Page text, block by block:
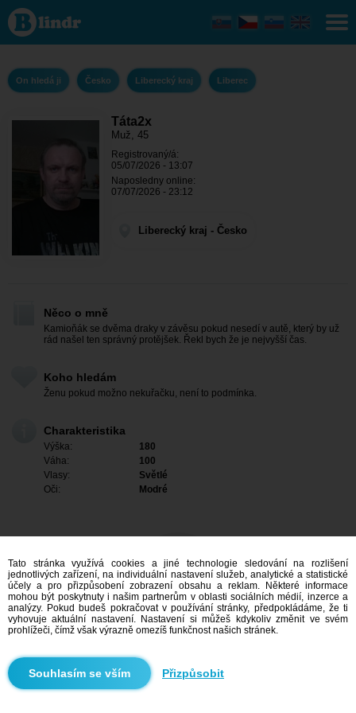
Táta2x -
On hledá
Liberecký
Liberec
On hledá ji Česko Liberecký kraj Liberec
Táta2x
Muž, 45
Registrovaný/á:
05/07/2026 - 13:07
Naposledny online:
07/07/2026 - 23:12
Liberecký kraj - Česko
Něco o mně
Kamioňák se dvěma draky v závěsu pokud nesedí v autě, který by už
rád našel ten správný protějšek. Řekl bych že je nejvyšší čas.
Koho hledám
Ženu pokud možno nekuřačku, není to podmínka.
Charakteristika
Výška:
180
Váha:
100
Vlasy:
Světlé
Oči:
Modré
Vyhledávání
Tato stránka využívá cookies a jiné technologie sledování na rozlišení
jednotlivých zařízení, na individuální nastavení služeb, analytické a statistické
účely a pro přizpůsobení zobrazení obsahu a reklam. Některé informace
mohou být poskytnuty i našim partnerům v oblasti sociálních médií, inzerce a
analýzy. Pokud budeš pokračovat v používání stránky, předpokládáme, že ti
vyhovuje aktuální nastavení. Nastavení si můžeš kdykoliv změnit ve svém
prohlížeči, čímž však výrazně omezíš funkčnost našich stránek.
Přizpůsobit